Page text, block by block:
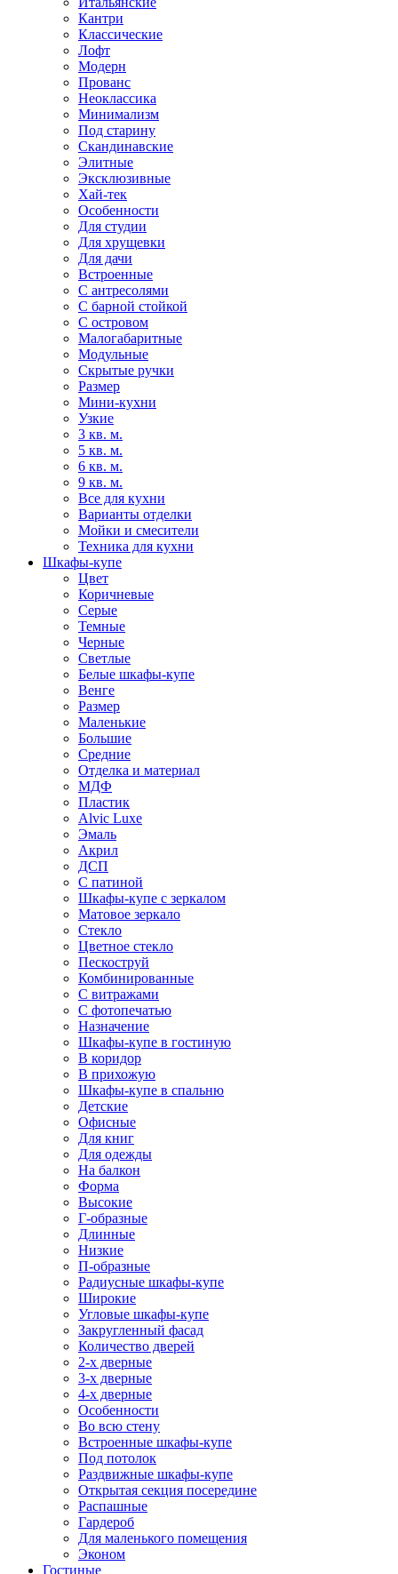
Кантри
Классические
Лофт
Модерн
Прованс
Неоклассика
Минимализм
Под старину
Скандинавские
Элитные
Эксклюзивные
Хай-тек
Особенности
Для студии
Для хрущевки
Для дачи
Встроенные
С антресолями
С барной стойкой
С островом
Малогабаритные
Модульные
Скрытые ручки
Размер
Мини-кухни
Узкие
3 кв. м.
5 кв. м.
6 кв. м.
9 кв. м.
Все для кухни
Варианты отделки
Мойки и смесители
Техника для кухни
Шкафы-купе
Цвет
Коричневые
Серые
Темные
Черные
Светлые
Белые шкафы-купе
Венге
Размер
Маленькие
Большие
Средние
Отделка и материал
МДФ
Пластик
Alvic Luxe
Эмаль
Акрил
ДСП
С патиной
Шкафы-купе с зеркалом
Матовое зеркало
Стекло
Цветное стекло
Пескоструй
Комбинированные
С витражами
С фотопечатью
Назначение
Шкафы-купе в гостиную
В коридор
В прихожую
Шкафы-купе в спальню
Детские
Офисные
Для книг
Для одежды
На балкон
Форма
Высокие
Г-образные
Длинные
Низкие
П-образные
Радиусные шкафы-купе
Широкие
Угловые шкафы-купе
Закругленный фасад
Количество дверей
2-х дверные
3-х дверные
4-х дверные
Особенности
Во всю стену
Встроенные шкафы-купе
Под потолок
Раздвижные шкафы-купе
Открытая секция посередине
Распашные
Гардероб
Для маленького помещения
Эконом
Гостиные